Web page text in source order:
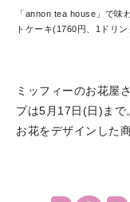
「annon tea house」で味
トケーキ(1760円、1ドリ
ミッフィーのお花屋
プは5月17日(日)まで
お花をデザインした